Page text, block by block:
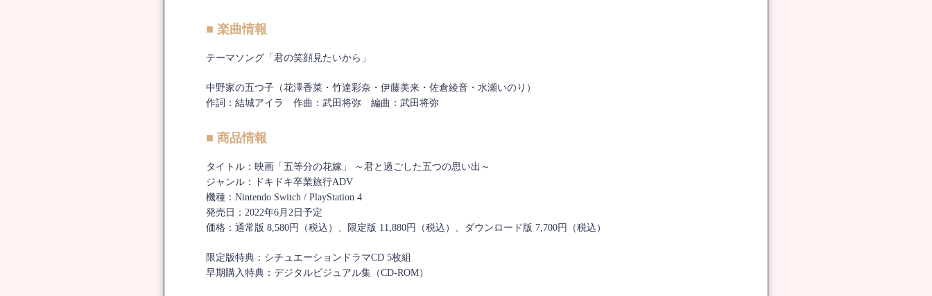
■ 楽曲情報
テーマソング「君の笑顔見たいから」
中野家の五つ子（花澤香菜・竹達彩奈・伊藤美来・佐倉綾音・水瀬いのり）
作詞：結城アイラ 作曲：武田将弥 編曲：武田将弥
■ 商品情報
タイトル：映画「五等分の花嫁」 ～君と過ごした五つの思い出～
ジャンル：ドキドキ卒業旅行ADV
機種：Nintendo Switch / PlayStation 4
発売日：2022年6月2日予定
価格：通常版 8,580円（税込）、限定版 11,880円（税込）、ダウンロード版 7,700円（税込）
限定版特典：シチュエーションドラマCD 5枚組
早期購入特典：デジタルビジュアル集（CD-ROM）